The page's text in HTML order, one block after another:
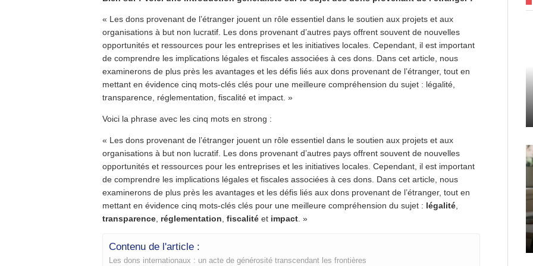
« Les dons provenant de l’étranger jouent un rôle essentiel dans le soutien aux projets et aux
organisations à but non lucratif. Les dons provenant d’autres pays offrent souvent de nouvelles
opportunités et ressources pour les entreprises et les initiatives locales. Cependant, il est important
de comprendre les implications légales et fiscales associées à ces dons. Dans cet article, nous
examinerons de plus près les avantages et les défis liés aux dons provenant de l’étranger, tout en
mettant en évidence cinq mots-clés clés pour une meilleure compréhension du sujet : légalité,
transparence, réglementation, fiscalité et impact. »
Voici la phrase avec les cinq mots en strong :
« Les dons provenant de l’étranger jouent un rôle essentiel dans le soutien aux projets et aux
organisations à but non lucratif. Les dons provenant d’autres pays offrent souvent de nouvelles
opportunités et ressources pour les entreprises et les initiatives locales. Cependant, il est important
de comprendre les implications légales et fiscales associées à ces dons. Dans cet article, nous
examinerons de plus près les avantages et les défis liés aux dons provenant de l’étranger, tout en
mettant en évidence cinq mots-clés clés pour une meilleure compréhension du sujet : légalité
transparence réglementation fiscalité et impact . »
Contenu de l'article :
Les dons internationaux : un acte de générosité transcendant les frontières